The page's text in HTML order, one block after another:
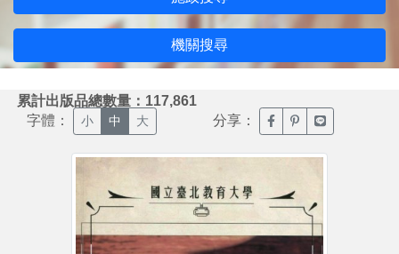
機關搜尋
累計出版品總數量：117,861
字體： 小 中 大 分享： 臉書分享(另開新視窗)
噗浪分享(另開新
Line分享(另